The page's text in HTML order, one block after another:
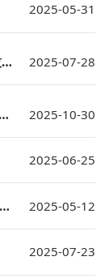
2025-05-31
2025-07-28
2025-10-30
2025-06-25
2025-05-12
2025-07-23